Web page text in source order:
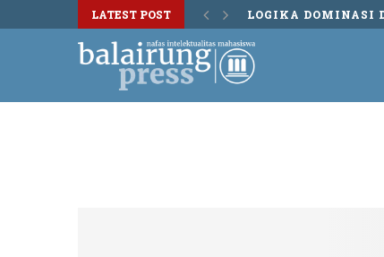
LATEST POST LOGIKA DOMINASI